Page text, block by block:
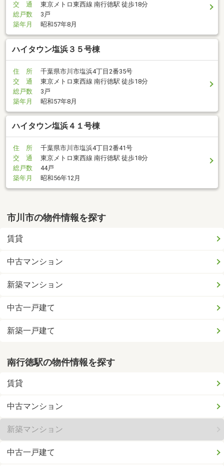
交 通
東京メトロ東西線 南行徳駅 徒歩18分
総戸数
3戸
築年月
昭和57年8月
ハイタウン塩浜３５号棟
住 所
千葉県市川市塩浜4丁目2番35号
交 通
東京メトロ東西線 南行徳駅 徒歩18分
総戸数
3戸
築年月
昭和57年8月
ハイタウン塩浜４１号棟
住 所
千葉県市川市塩浜4丁目2番41号
交 通
東京メトロ東西線 南行徳駅 徒歩18分
総戸数
44戸
築年月
昭和56年12月
市川市の物件情報を探す
賃貸
中古マンション
新築マンション
中古一戸建て
新築一戸建て
南行徳駅の物件情報を探す
賃貸
中古マンション
新築マンション
中古一戸建て